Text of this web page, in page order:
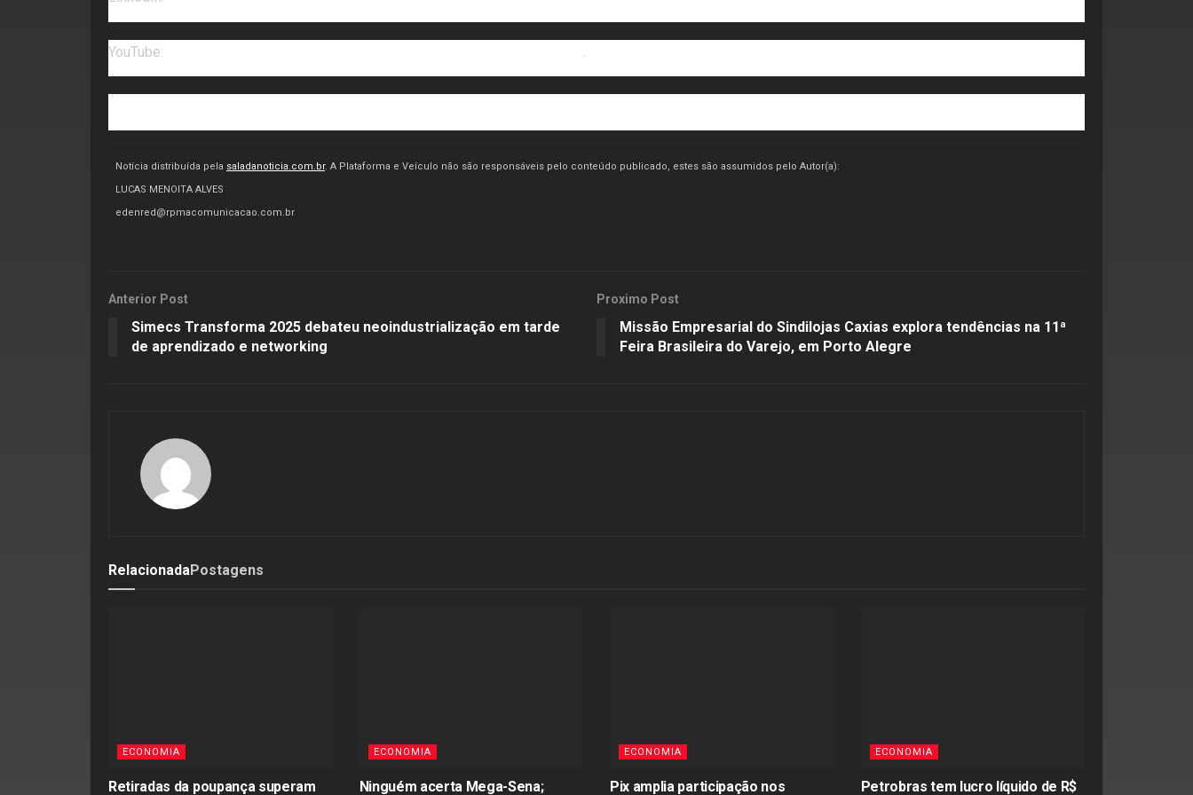
YouTube:
Notícia distribuída pela saladanoticia.com.br. A Plataforma e Veículo não são responsáveis pelo conteúdo publicado, estes são assumidos pelo Autor(a):
LUCAS MENOITA ALVES
edenred@rpmacomunicacao.com.br
Anterior Post
Simecs Transforma 2025 debateu neoindustrialização em tarde
de aprendizado e networking
Proximo Post
Missão Empresarial do Sindilojas Caxias explora tendências na 11ª
Feira Brasileira do Varejo, em Porto Alegre
RelacionadaPostagens
ECONOMIA
Retiradas da poupança superam
ECONOMIA
Ninguém acerta Mega-Sena;
ECONOMIA
Pix amplia participação nos
ECONOMIA
Petrobras tem lucro líquido de R$